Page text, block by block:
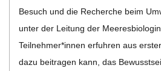
D
Besuch und die Recher­che beim
unter der Lei­tung der
Teilnehmer*innen erfuh­ren aus
dazu bei­tra­gen kann, das